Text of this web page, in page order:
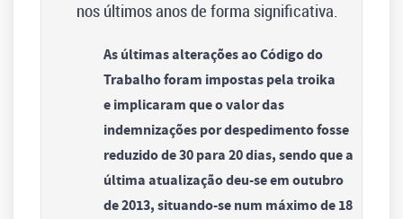
nos últimos anos de forma significativa.
As últimas alterações ao Código do
Trabalho foram impostas pela troika
e implicaram que o valor das
indemnizações por despedimento fosse
reduzido de 30 para 20 dias, sendo que a
última atualização deu-se em outubro
de 2013, situando-se num máximo de 18